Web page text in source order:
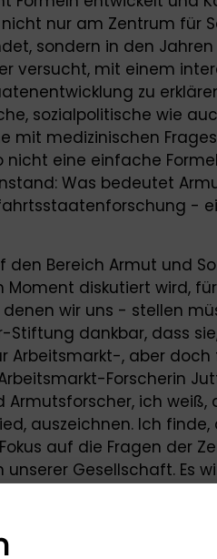
nur am Zentrum für
sondern in den
versucht, mit einem
zu
sozialpolitische wie
mit medizinischen
nicht eine einfache
Was bedeutet
-
den Bereich Armut und
Moment diskutiert wird,
wir uns - stellen
Stiftung dankbar, dass
Arbeitsmarkt-, aber doch
Forscherin
Armutsforscher, ich weiß,
auszeichnen. Ich
auf die Fragen der
unserer Gesellschaft. Es
vor allen Dingen bei den